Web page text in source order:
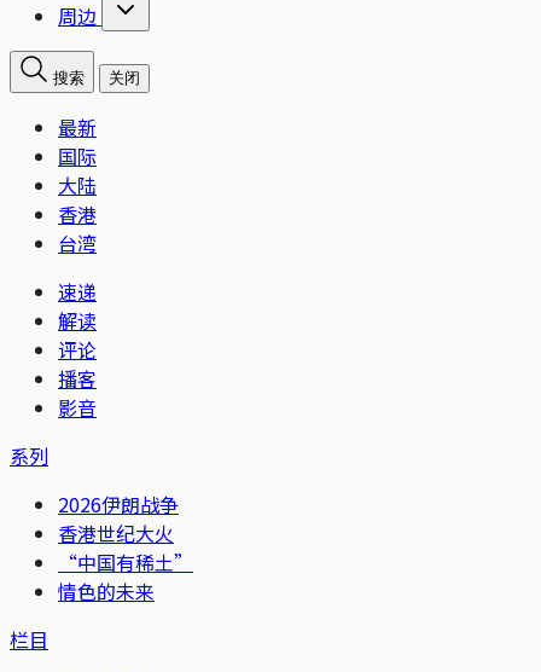
周边
搜索 关闭
最新
国际
大陆
香港
台湾
速递
解读
评论
播客
影音
系列
2026伊朗战争
香港世纪大火
“中国有稀土”
情色的未来
栏目